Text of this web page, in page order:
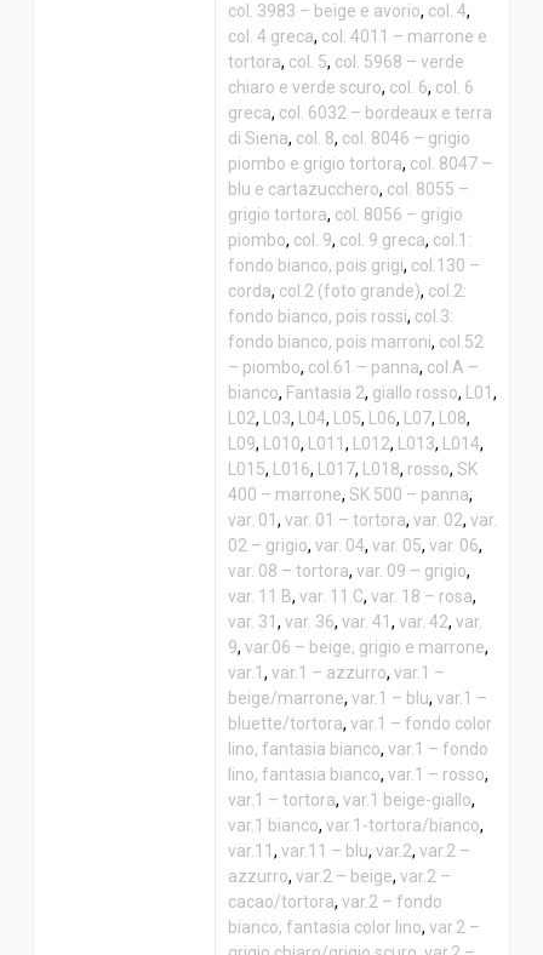
col. 3983 – beige e avorio, col. 4,
col. 4 greca, col. 4011 – marrone e
tortora, col. 5, col. 5968 – verde
chiaro e verde scuro, col. 6, col. 6
greca, col. 6032 – bordeaux e terra
di Siena, col. 8, col. 8046 – grigio
piombo e grigio tortora, col. 8047 –
blu e cartazucchero, col. 8055 –
grigio tortora, col. 8056 – grigio
piombo, col. 9, col. 9 greca, col.1:
fondo bianco, pois grigi, col.130 –
corda, col.2 (foto grande), col.2:
fondo bianco, pois rossi, col.3:
fondo bianco, pois marroni, col.52
– piombo, col.61 – panna, col.A –
bianco, Fantasia 2, giallo rosso, L01 ,
L02, L03, L04, L05, L06, L07, L08,
L09, L010, L011 , L012, L013, L014,
L015, L016, L017, L018, rosso, SK
400 – marrone, SK 500 – panna,
var. 01 , var. 01 – tortora, var. 02, var.
02 – grigio, var. 04, var. 05, var. 06,
var. 08 – tortora, var. 09 – grigio,
var. 11 B, var. 11 C, var. 18 – rosa,
var. 31 , var. 36, var. 41 , var. 42, var.
9, var.06 – beige, grigio e marrone,
var.1 , var.1 – azzurro, var.1 –
beige/marrone, var.1 – blu, var.1 –
bluette/tortora, var.1 – fondo color
lino, fantasia bianco, var.1 – fondo
lino, fantasia bianco, var.1 – rosso,
var.1 – tortora, var.1 beige-giallo,
var.1 bianco, var.1-tortora/bianco,
var.11 , var.11 – blu, var.2, var.2 –
azzurro, var.2 – beige, var.2 –
cacao/tortora, var.2 – fondo
bianco, fantasia color lino, var.2 –